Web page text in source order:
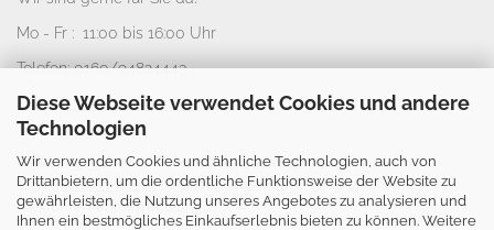
Diese Webseite verwendet Cookies und andere
Technologien
Wir verwenden Cookies und ähnliche Technologien, auch von
Drittanbietern, um die ordentliche Funktionsweise der Website zu
gewährleisten, die Nutzung unseres Angebotes zu analysieren und
Ihnen ein bestmögliches Einkaufserlebnis bieten zu können. Weitere
Mo - Fr : 11:00 bis 16:00 Uhr
Telefon: 0160/94824443
E-Mail:info@nice-deko.de
*Alle angegebenen Preise sind Gesamtpreise
zzgl. Versandkosten. Umsatzsteuerbefreit aufgrund
Kleinunternehmerregelung.